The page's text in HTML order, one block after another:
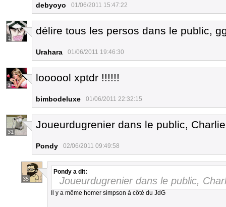
debyoyo 01/06/2011 15:47:22
1
délire tous les persos dans le public,
Urahara 01/06/2011 19:46:30
1
loooool xptdr !!!!!!
bimbodeluxe 01/06/2011 22:32:15
31
Joueurdugrenier dans le public,
Pondy 02/06/2011 09:49:58
35
Pondy a dit:
Joueurdugrenier dans le public,
Il y a même homer simpson à côté du JdG